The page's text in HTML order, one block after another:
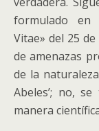
formulado en
Vitae» del 25
de amenazas
de la
Abeles’; no,
manera